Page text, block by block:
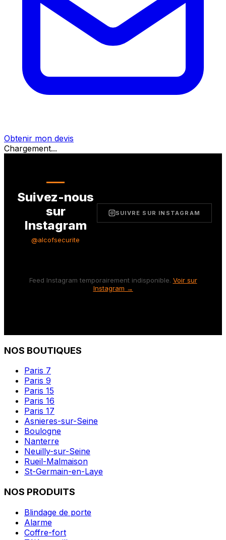
Obtenir mon devis
Chargement...
Suivez-nous
sur
Instagram
@alcofsecurite
SUIVRE SUR INSTAGRAM
Feed Instagram temporairement indisponible. Voir sur
Instagram →
NOS BOUTIQUES
Paris 7
Paris 9
Paris 15
Paris 16
Paris 17
Asnieres-sur-Seine
Boulogne
Nanterre
Neuilly-sur-Seine
Rueil-Malmaison
St-Germain-en-Laye
NOS PRODUITS
Blindage de porte
Alarme
Coffre-fort